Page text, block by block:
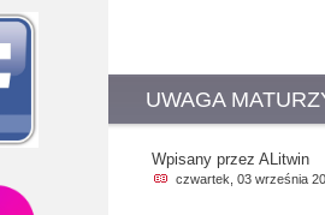
UWAGA
Wpisany przez ALitwin
czwartek, 03 września